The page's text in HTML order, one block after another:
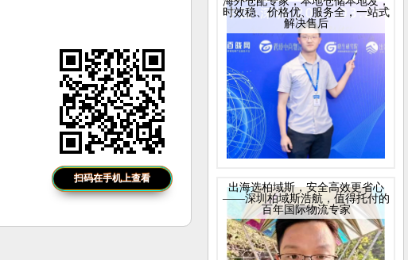
扫码在手机上查看
时效稳、价格优、服务全，一站式
解决售后
出海选柏域斯，安全高效更省心
——深圳柏域斯浩航，值得托付的
百年国际物流专家